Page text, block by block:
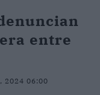
entre
2024 06:00